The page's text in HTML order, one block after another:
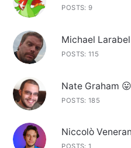
POSTS: 9
Michael
POSTS: 115
Nate Graham
POSTS: 185
Niccolò